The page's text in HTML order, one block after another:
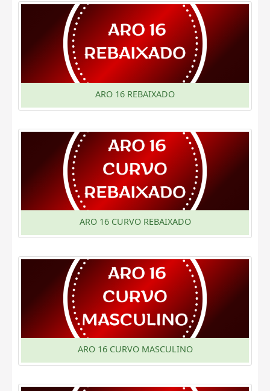
ARO 16 REBAIXADO
ARO 16 CURVO REBAIXADO
ARO 16 CURVO MASCULINO